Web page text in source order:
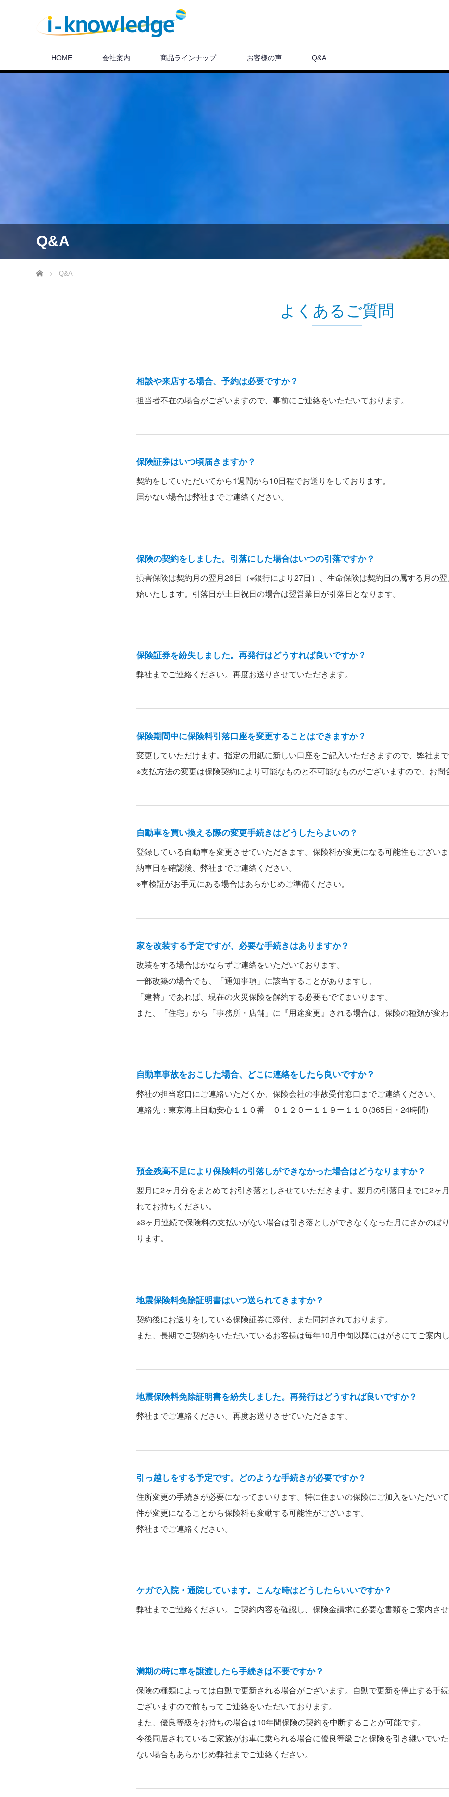
HOME 会社案内 商品ラインナップ お客様の声 Q&A
Q&A
ホーム Q&A
よくあるご質問
相談や来店する場合、予約は必要ですか？
担当者不在の場合がございますので、事前にご連絡をいただいております。
保険証券はいつ頃届きますか？
契約をしていただいてから1週間から10日程でお送りをしております。
届かない場合は弊社までご連絡ください。
保険の契約をしました。引落にした場合はいつの引落ですか？
損害保険は契約月の翌月26日（※銀行により27日）、生命保険は契約日の属する月の
始いたします。引落日が土日祝日の場合は翌営業日が引落日となります。
保険証券を紛失しました。再発行はどうすれば良いですか？
弊社までご連絡ください。再度お送りさせていただきます。
保険期間中に保険料引落口座を変更することはできますか？
変更していただけます。指定の用紙に新しい口座をご記入いただきますので、弊社まで
※支払方法の変更は保険契約により可能なものと不可能なものがございますので、お問
自動車を買い換える際の変更手続きはどうしたらよいの？
登録している自動車を変更させていただきます。保険料が変更になる可能性もございま
納車日を確認後、弊社までご連絡ください。
※車検証がお手元にある場合はあらかじめご準備ください。
家を改装する予定ですが、必要な手続きはありますか？
改装をする場合はかならずご連絡をいただいております。
一部改築の場合でも、「通知事項」に該当することがありますし、
「建替」であれば、現在の火災保険を解約する必要もでてまいります。
また、「住宅」から「事務所・店舗」に『用途変更』される場合は、保険の種類が変わ
自動車事故をおこした場合、どこに連絡をしたら良いですか？
弊社の担当窓口にご連絡いただくか、保険会社の事故受付窓口までご連絡ください。
連絡先：東京海上日動安心１１０番 ０１２０ー１１９ー１１０(365日・24時間)
預金残高不足により保険料の引落しができなかった場合はどうなりますか？
翌月に2ヶ月分をまとめてお引き落としさせていただきます。翌月の引落日までに2ヶ
れてお持ちください。
※3ヶ月連続で保険料の支払いがない場合は引き落としができなくなった月にさかのぼ
ります。
地震保険料免除証明書はいつ送られてきますか？
契約後にお送りをしている保険証券に添付、また同封されております。
また、長期でご契約をいただいているお客様は毎年10月中旬以降にはがきにてご案内し
地震保険料免除証明書を紛失しました。再発行はどうすれば良いですか？
弊社までご連絡ください。再度お送りさせていただきます。
引っ越しをする予定です。どのような手続きが必要ですか？
住所変更の手続きが必要になってまいります。特に住まいの保険にご加入をいただい
件が変更になることから保険料も変動する可能性がございます。
弊社までご連絡ください。
ケガで入院・通院しています。こんな時はどうしたらいいですか？
弊社までご連絡ください。ご契約内容を確認し、保険金請求に必要な書類をご案内させ
満期の時に車を譲渡したら手続きは不要ですか？
保険の種類によっては自動で更新される場合がございます。自動で更新を停止する手
ございますので前もってご連絡をいただいております。
また、優良等級をお持ちの場合は10年間保険の契約を中断することが可能です。
今後同居されているご家族がお車に乗られる場合に優良等級ごと保険を引き継いでい
ない場合もあらかじめ弊社までご連絡ください。